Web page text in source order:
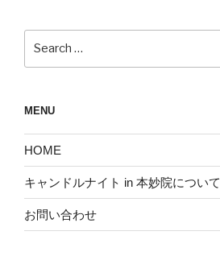
MENU
HOME
キャンドルナイト in 本妙院について
お問い合わせ